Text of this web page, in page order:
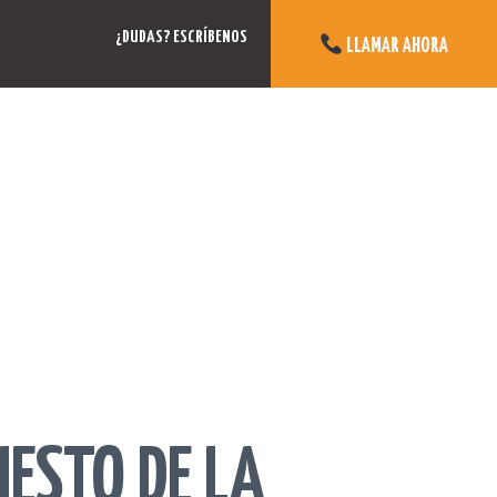
LLAMAR AHORA
¿DUDAS? ESCRÍBENOS